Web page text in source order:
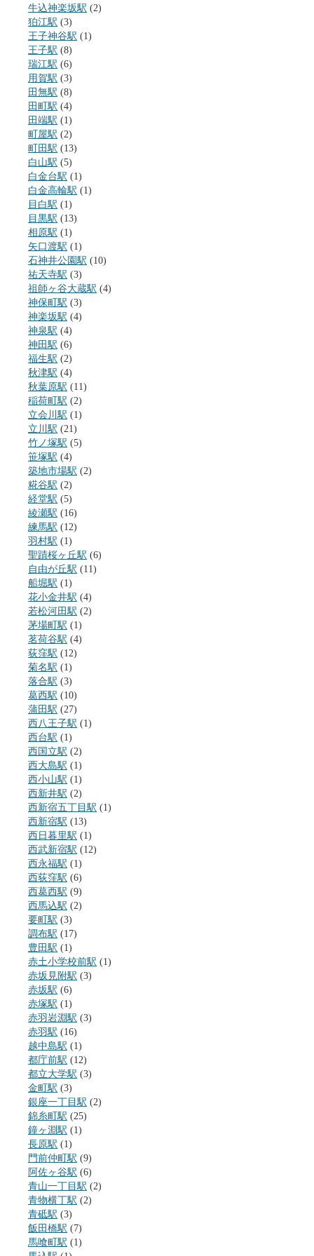
牛込神楽坂駅 (2)
狛江駅 (3)
王子神谷駅 (1)
王子駅 (8)
瑞江駅 (6)
用賀駅 (3)
田無駅 (8)
田町駅 (4)
田端駅 (1)
町屋駅 (2)
町田駅 (13)
白山駅 (5)
白金台駅 (1)
白金高輪駅 (1)
目白駅 (1)
目黒駅 (13)
相原駅 (1)
矢口渡駅 (1)
石神井公園駅 (10)
祐天寺駅 (3)
祖師ヶ谷大蔵駅 (4)
神保町駅 (3)
神楽坂駅 (4)
神泉駅 (4)
神田駅 (6)
福生駅 (2)
秋津駅 (4)
秋葉原駅 (11)
稲荷町駅 (2)
立会川駅 (1)
立川駅 (21)
竹ノ塚駅 (5)
笹塚駅 (4)
築地市場駅 (2)
糀谷駅 (2)
経堂駅 (5)
綾瀬駅 (16)
練馬駅 (12)
羽村駅 (1)
聖蹟桜ヶ丘駅 (6)
自由が丘駅 (11)
船堀駅 (1)
花小金井駅 (4)
若松河田駅 (2)
茅場町駅 (1)
茗荷谷駅 (4)
荻窪駅 (12)
菊名駅 (1)
落合駅 (3)
葛西駅 (10)
蒲田駅 (27)
西八王子駅 (1)
西台駅 (1)
西国立駅 (2)
西大島駅 (1)
西小山駅 (1)
西新井駅 (2)
西新宿五丁目駅 (1)
西新宿駅 (13)
西日暮里駅 (1)
西武新宿駅 (12)
西永福駅 (1)
西荻窪駅 (6)
西葛西駅 (9)
西馬込駅 (2)
要町駅 (3)
調布駅 (17)
豊田駅 (1)
赤土小学校前駅 (1)
赤坂見附駅 (3)
赤坂駅 (6)
赤塚駅 (1)
赤羽岩淵駅 (3)
赤羽駅 (16)
越中島駅 (1)
都庁前駅 (12)
都立大学駅 (3)
金町駅 (3)
銀座一丁目駅 (2)
錦糸町駅 (25)
鐘ヶ淵駅 (1)
長原駅 (1)
門前仲町駅 (9)
阿佐ヶ谷駅 (6)
青山一丁目駅 (2)
青物横丁駅 (2)
青砥駅 (3)
飯田橋駅 (7)
馬喰町駅 (1)